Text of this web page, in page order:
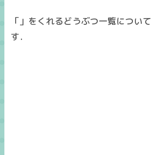
「」をくれるどうぶつ一覧につい
す．